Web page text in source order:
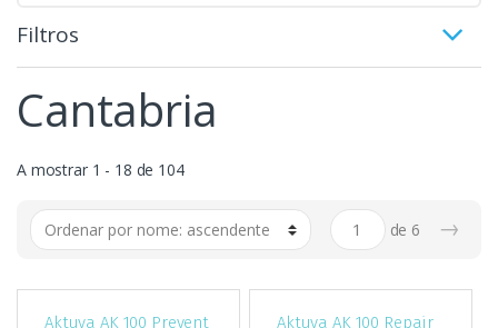
Filtros
Cantabria
A mostrar 1 - 18 de 104
de 6 →
Aktuva AK 100 Prevent
Aktuva AK 100 Repair